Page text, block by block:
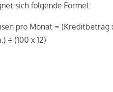
sich folgende Formel:
pro Monat = (Kreditbetrag
÷ (100 x 12)